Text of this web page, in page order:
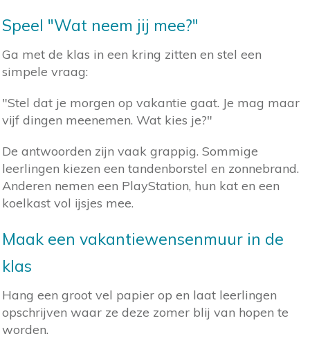
Speel "Wat neem jij mee?"
Ga met de klas in een kring zitten en stel een
simpele vraag:
"Stel dat je morgen op vakantie gaat. Je mag maar
vijf dingen meenemen. Wat kies je?"
De antwoorden zijn vaak grappig. Sommige
leerlingen kiezen een tandenborstel en zonnebrand.
Anderen nemen een PlayStation, hun kat en een
koelkast vol ijsjes mee.
Maak een vakantiewensenmuur in de
klas
Hang een groot vel papier op en laat leerlingen
opschrijven waar ze deze zomer blij van hopen te
worden.